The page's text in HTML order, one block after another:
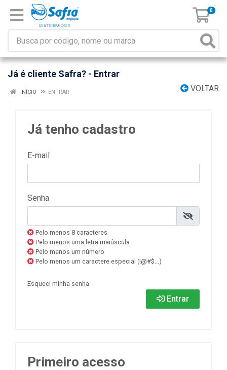
0
Já é cliente Safra? - Entrar
VOLTAR
INÍCIO ENTRAR
Já tenho cadastro
E-mail
Senha
Pelo menos 8 caracteres
Pelo menos uma letra maiúscula
Pelo menos um número
Pelo menos um caractere especial (!@#$...)
Esqueci minha senha
Entrar
Primeiro acesso